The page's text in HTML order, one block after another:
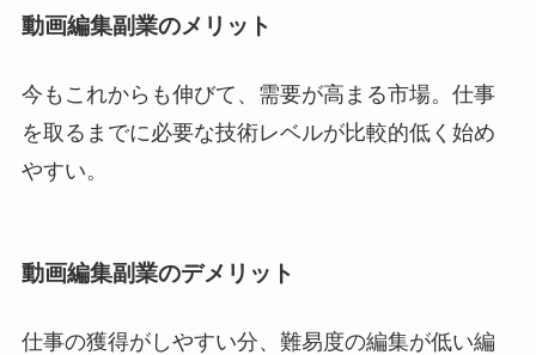
動画編集副業のメリット
今もこれからも伸びて、需要が高まる市場。仕事
を取るまでに必要な技術レベルが比較的低く始め
やすい。
動画編集副業のデメリット
仕事の獲得がしやすい分、難易度の編集が低い編